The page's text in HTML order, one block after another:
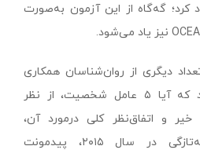
کرد؛ گه‌گاه از این آزمون به‌صورت
دیگری از روان‌شناسان همکاری
کرده است تا مشخص کند که آیا ۵ عامل شخصیت، از نظر
خیر و اتفاق‌نظر کلی درمورد آن،
کاربردی‌بودن آن بود. به‌تازگی در سال ۲۰۱۵، پیدمونت